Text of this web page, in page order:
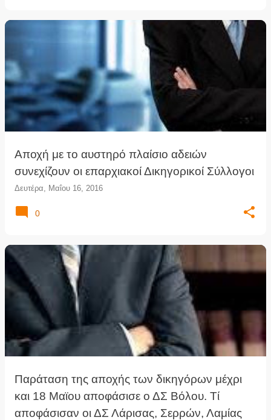
Αποχή με το αυστηρό πλαίσιο αδειών
συνεχίζουν οι επαρχιακοί Δικηγορικοί Σύλλογοι
Δευτέρα, Μαΐου 16, 2016
0
Παράταση της αποχής των δικηγόρων μέχρι
και 18 Μαϊου αποφάσισε ο ΔΣ Βόλου. Τί
αποφάσισαν οι ΔΣ Λάρισας, Σερρών, Λαμίας